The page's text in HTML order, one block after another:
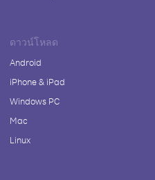
ดาวน์โหลด
Android
iPhone & iPad
Windows PC
Mac
Linux